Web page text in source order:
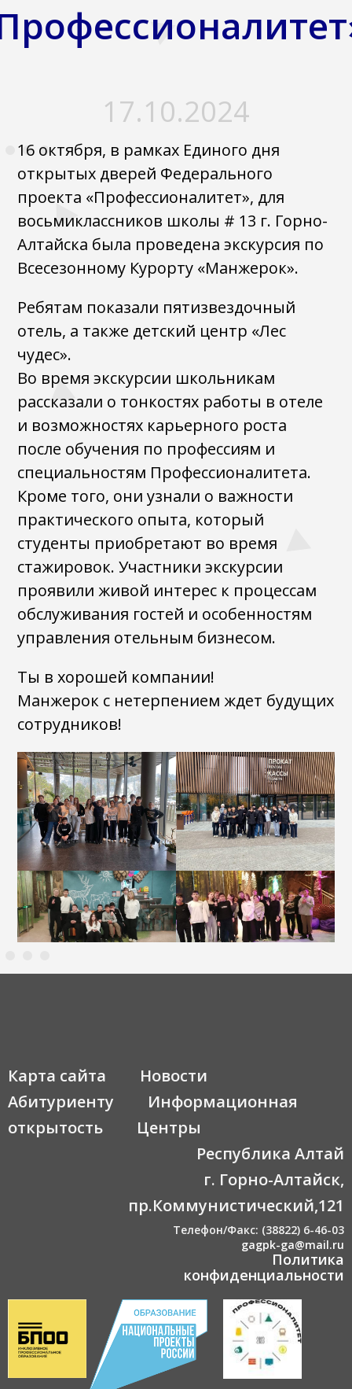
17.10.2024
16 октября, в рамках Единого дня
открытых дверей Федерального
проекта «Профессионалитет», для
восьмиклассников школы # 13 г. Горно-
Алтайска была проведена экскурсия по
Всесезонному Курорту «Манжерок».
Ребятам показали пятизвездочный
отель, а также детский центр «Лес
чудес».
Во время экскурсии школьникам
рассказали о тонкостях работы в отеле
и возможностях карьерного роста
после обучения по профессиям и
специальностям Профессионалитета.
Кроме того, они узнали о важности
практического опыта, который
студенты приобретают во время
стажировок. Участники экскурсии
проявили живой интерес к процессам
обслуживания гостей и особенностям
управления отельным бизнесом.
Ты в хорошей компании!
Манжерок с нетерпением ждет будущих
сотрудников!
Карта сайта
Новости
Абитуриенту
Информационная
открытость
Центры
Республика Алтай
г. Горно-Алтайск,
пр.Коммунистический,121
Телефон/Факс: (38822) 6-46-03
gagpk-ga@mail.ru
Политика
конфиденциальности